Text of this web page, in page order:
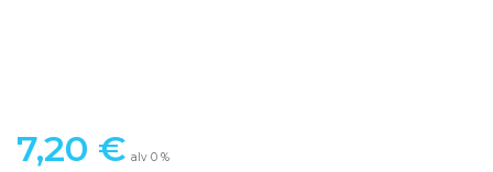
7,20 € alv 0 %